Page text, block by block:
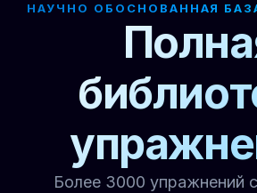
НАУЧНО ОБОСНОВАННАЯ
Более 3000 упражнений